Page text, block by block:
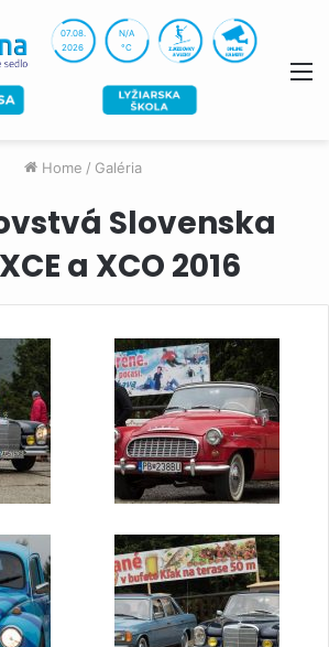
07.08.
2026
N/A
°C
Home / Galéria
Slovenska
a XCO 2016